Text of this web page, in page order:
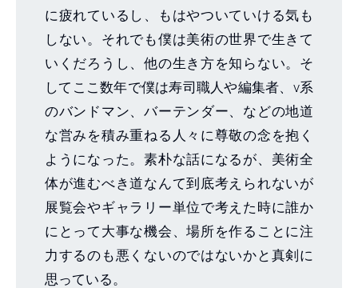
に疲れているし、もはやついていける気も
しない。それでも僕は美術の世界で生きて
いくだろうし、他の生き方を知らない。そ
してここ数年で僕は寿司職人や編集者、v系
のバンドマン、バーテンダー、などの地道
な営みを積み重ねる人々に尊敬の念を抱く
ようになった。素朴な話になるが、美術全
体が進むべき道なんて到底考えられないが
展覧会やギャラリー単位で考えた時に誰か
にとって大事な機会、場所を作ることに注
力するのも悪くないのではないかと真剣に
思っている。